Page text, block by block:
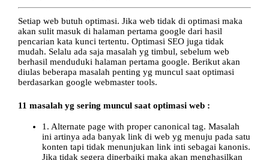
Setiap web butuh optimasi. Jika web tidak di optimasi maka
akan sulit masuk di halaman pertama google dari hasil
pencarian kata kunci tertentu. Optimasi SEO juga tidak
mudah. Selalu ada saja masalah yg timbul, sebelum web
berhasil menduduki halaman pertama google. Berikut akan
diulas beberapa masalah penting yg muncul saat optimasi
berdasarkan google webmaster tools.
11 masalah yg sering muncul saat optimasi web :
1. Alternate page with proper canonical tag. Masalah
ini artinya ada banyak link di web yg menuju pada satu
konten tapi tidak menunjukan link inti sebagai kanonis.
Jika tidak segera diperbaiki maka akan menghasilkan